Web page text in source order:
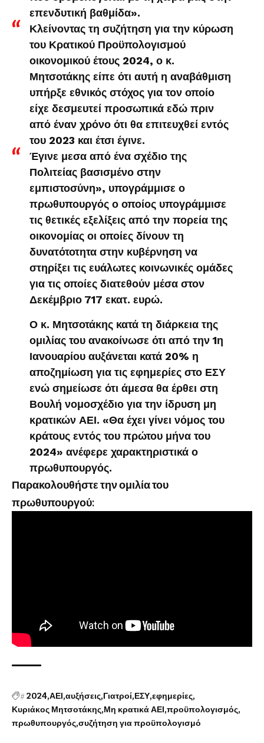
επενδυτική βαθμίδα».
Κλείνοντας τη συζήτηση για την κύρωση
του Κρατικού Προϋπολογισμού
οικονομικού έτους 2024, ο κ.
Μητσοτάκης είπε ότι αυτή η αναβάθμιση
υπήρξε εθνικός στόχος για τον οποίο
είχε δεσμευτεί προσωπικά εδώ πριν
από έναν χρόνο ότι θα επιτευχθεί εντός
του 2023 και έτσι έγινε.
Έγινε μεσα από ένα σχέδιο της
Πολιτείας βασισμένο στην
εμπιστοσύνη», υπογράμμισε ο
πρωθυπουργός ο οποίος υπογράμμισε
τις θετικές εξελίξεις από την πορεία της
οικονομίας οι οποίες δίνουν τη
δυνατότοτητα στην κυβέρνηση να
στηρίξει τις ευάλωτες κοινωνικές ομάδες
για τις οποίες διατεθούν μέσα στον
Δεκέμβριο 717 εκατ. ευρώ.
Ο κ. Μητσοτάκης κατά τη διάρκεια της
ομιλίας του ανακοίνωσε ότι από την 1η
Ιανουαρίου αυξάνεται κατά 20% η
αποζημίωση για τις εφημερίες στο ΕΣΥ
ενώ σημείωσε ότι άμεσα θα έρθει στη
Βουλή νομοσχέδιο για την ίδρυση μη
κρατικών ΑΕΙ. «Θα έχει γίνει νόμος του
κράτους εντός του πρώτου μήνα του
2024» ανέφερε χαρακτηριστικά ο
πρωθυπουργός.
Παρακολουθήστε την ομιλία του
πρωθυπουργού:
#2024 ΑΕΙ αυξήσεις Γιατροί ΕΣΥ εφημερίες
Κυριάκος Μητσοτάκης Μη κρατικά ΑΕΙ προϋπολογισμός
πρωθυπουργός συζήτηση για προϋπολογισμό